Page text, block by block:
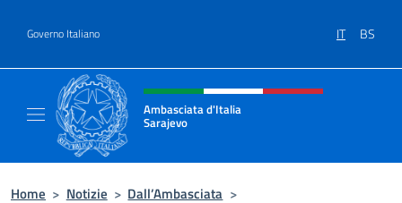
Governo Italiano IT BS
Intestazione sito, social e menù
Ambasciata d'Italia
Sarajevo
Home > Notizie > Dall’Ambasciata >